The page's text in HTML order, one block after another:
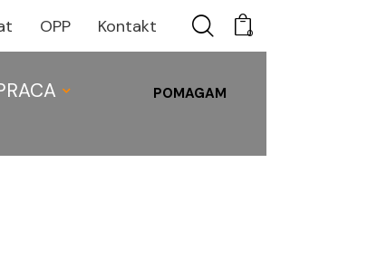
OPP Kontakt 0
POMAGAM